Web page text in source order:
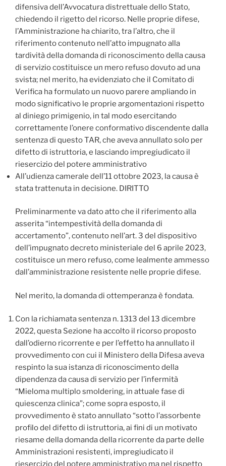
difensiva dell’Avvocatura distrettuale dello Stato,
chiedendo il rigetto del ricorso. Nelle proprie difese,
l’Amministrazione ha chiarito, tra l’altro, che il
riferimento contenuto nell’atto impugnato alla
tardività della domanda di riconoscimento della causa
di servizio costituisce un mero refuso dovuto ad una
svista; nel merito, ha evidenziato che il Comitato di
Verifica ha formulato un nuovo parere ampliando in
modo significativo le proprie argomentazioni rispetto
al diniego primigenio, in tal modo esercitando
correttamente l’onere conformativo discendente dalla
sentenza di questo TAR, che aveva annullato solo per
difetto di istruttoria, e lasciando impregiudicato il
riesercizio del potere amministrativo
All’udienza camerale dell’11 ottobre 2023, la causa è
stata trattenuta in decisione. DIRITTO
Preliminarmente va dato atto che il riferimento alla
asserita “intempestività della domanda di
accertamento”, contenuto nell’art. 3 del dispositivo
dell’impugnato decreto ministeriale del 6 aprile 2023,
costituisce un mero refuso, come lealmente ammesso
dall’amministrazione resistente nelle proprie difese.
Nel merito, la domanda di ottemperanza è fondata.
Con la richiamata sentenza n. 1313 del 13 dicembre
2022, questa Sezione ha accolto il ricorso proposto
dall’odierno ricorrente e per l’effetto ha annullato il
provvedimento con cui il Ministero della Difesa aveva
respinto la sua istanza di riconoscimento della
dipendenza da causa di servizio per l’infermità
“Mieloma multiplo smoldering, in attuale fase di
quiescenza clinica”; come sopra esposto, il
provvedimento è stato annullato “sotto l’assorbente
profilo del difetto di istruttoria, ai fini di un motivato
riesame della domanda della ricorrente da parte delle
Amministrazioni resistenti, impregiudicato il
riesercizio del potere amministrativo ma nel rispetto